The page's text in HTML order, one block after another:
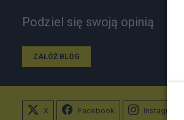
Podziel się swoją opinią
ZAŁÓŻ BLOG
X Facebook Instagram